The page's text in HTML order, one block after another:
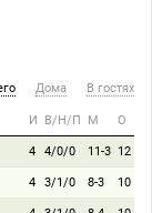
Дома В гостях
И В/Н/П М О
4 4/0/0 11-3 12
4 3/1/0 8-3 10